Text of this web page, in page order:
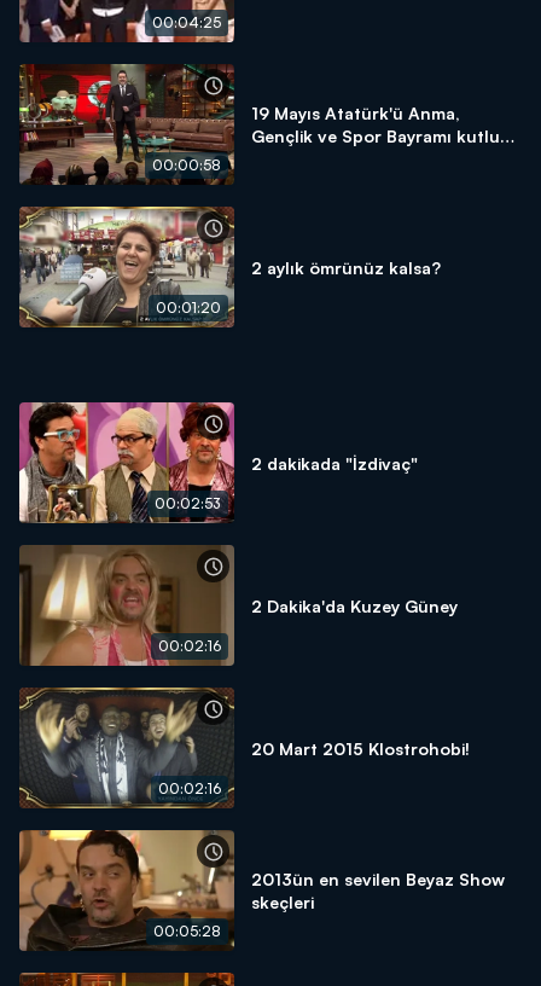
00:04:25
00:00:58
19 Mayıs Atatürk'ü Anma,
Gençlik ve Spor Bayramı kutlu
00:01:20
2 aylık ömrünüz kalsa?
00:02:53
2 dakikada "İzdivaç"
00:02:16
2 Dakika'da Kuzey Güney
00:02:16
20 Mart 2015 Klostrohobi!
00:05:28
2013ün en sevilen Beyaz Show
skeçleri